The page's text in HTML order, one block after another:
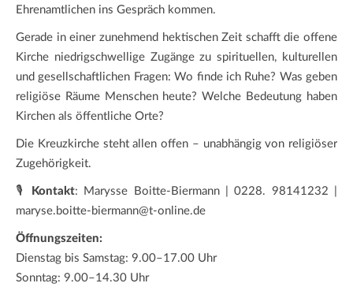
Ehrenamtlichen ins Gespräch kommen.
Gerade in einer zunehmend hektischen Zeit schafft die offene
Kirche niedrigschwellige Zugänge zu spirituellen, kulturellen
und gesellschaftlichen Fragen: Wo finde ich Ruhe? Was geben
religiöse Räume Menschen heute? Welche Bedeutung haben
Kirchen als öffentliche Orte?
Die Kreuzkirche steht allen offen – unabhängig von religiöser
Zugehörigkeit.
🎙️ Kontakt: Marysse Boitte-Biermann | 0228. 98141232 |
maryse.boitte-biermann@t-online.de
Öffnungszeiten:
Dienstag bis Samstag: 9.00–17.00 Uhr
Sonntag: 9.00–14.30 Uhr